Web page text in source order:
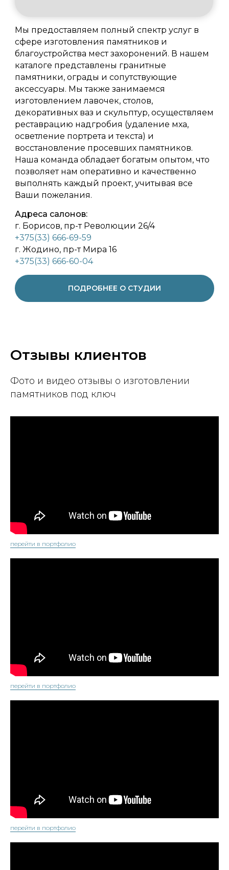
Мы предоставляем полный спектр услуг в
сфере изготовления памятников и
благоустройства мест захоронений. В нашем
каталоге представлены гранитные
памятники, ограды и сопутствующие
аксессуары. Мы также занимаемся
изготовлением лавочек, столов,
декоративных ваз и скульптур, осуществляем
реставрацию надгробия (удаление мха,
осветление портрета и текста) и
восстановление просевших памятников.
Наша команда обладает богатым опытом, что
позволяет нам оперативно и качественно
выполнять каждый проект, учитывая все
Ваши пожелания.
Адреса салонов:
г. Борисов, пр-т Революции 26/4
+375(33) 666-69-59
г. Жодино, пр-т Мира 16
+375(33) 666-60-04
ПОДРОБНЕЕ О СТУДИИ
Отзывы клиентов
Фото и видео отзывы о изготовлении
памятников под ключ
перейти в портфолио
перейти в портфолио
перейти в портфолио